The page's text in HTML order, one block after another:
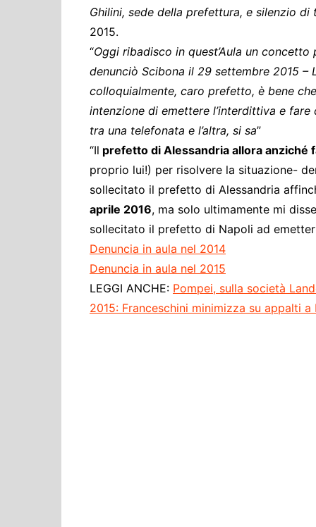
Ghilini, sede della prefettura, e silenzio di
2015.
“Oggi ribadisco in quest’Aula un
denunciò Scibona il 29 settembre 2015 –
colloquialmente, caro prefetto, è bene
intenzione di emettere l’interdittiva e
tra una telefonata e l’altra, si sa”
“Il prefetto di Alessandria allora anziché
proprio lui!) per risolvere la situazione-
sollecitato il prefetto di Alessandria
aprile 2016, ma solo ultimamente mi
sollecitato il prefetto di Napoli ad
Denuncia in aula nel 2014
Denuncia in aula nel 2015
LEGGI ANCHE: Pompei, sulla società
2015: Franceschini minimizza su appalti